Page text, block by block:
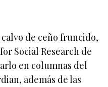
de ceño fruncido,
Social Research de
en columnas del
además de las